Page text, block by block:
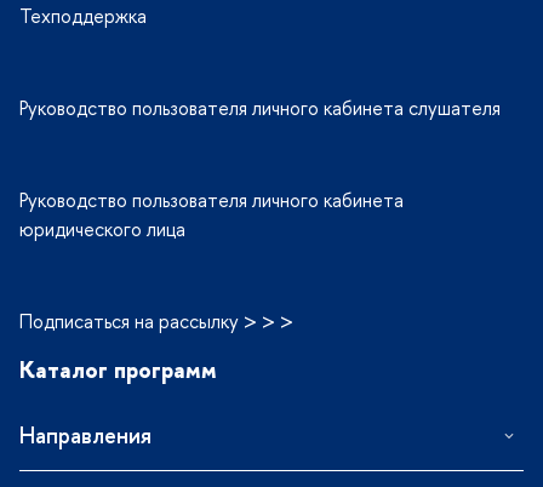
Техподдержка
Руководство пользователя личного кабинета слушателя
Руководство пользователя личного кабинета
юридического лица
Подписаться на рассылку > > >
Каталог программ
Направления